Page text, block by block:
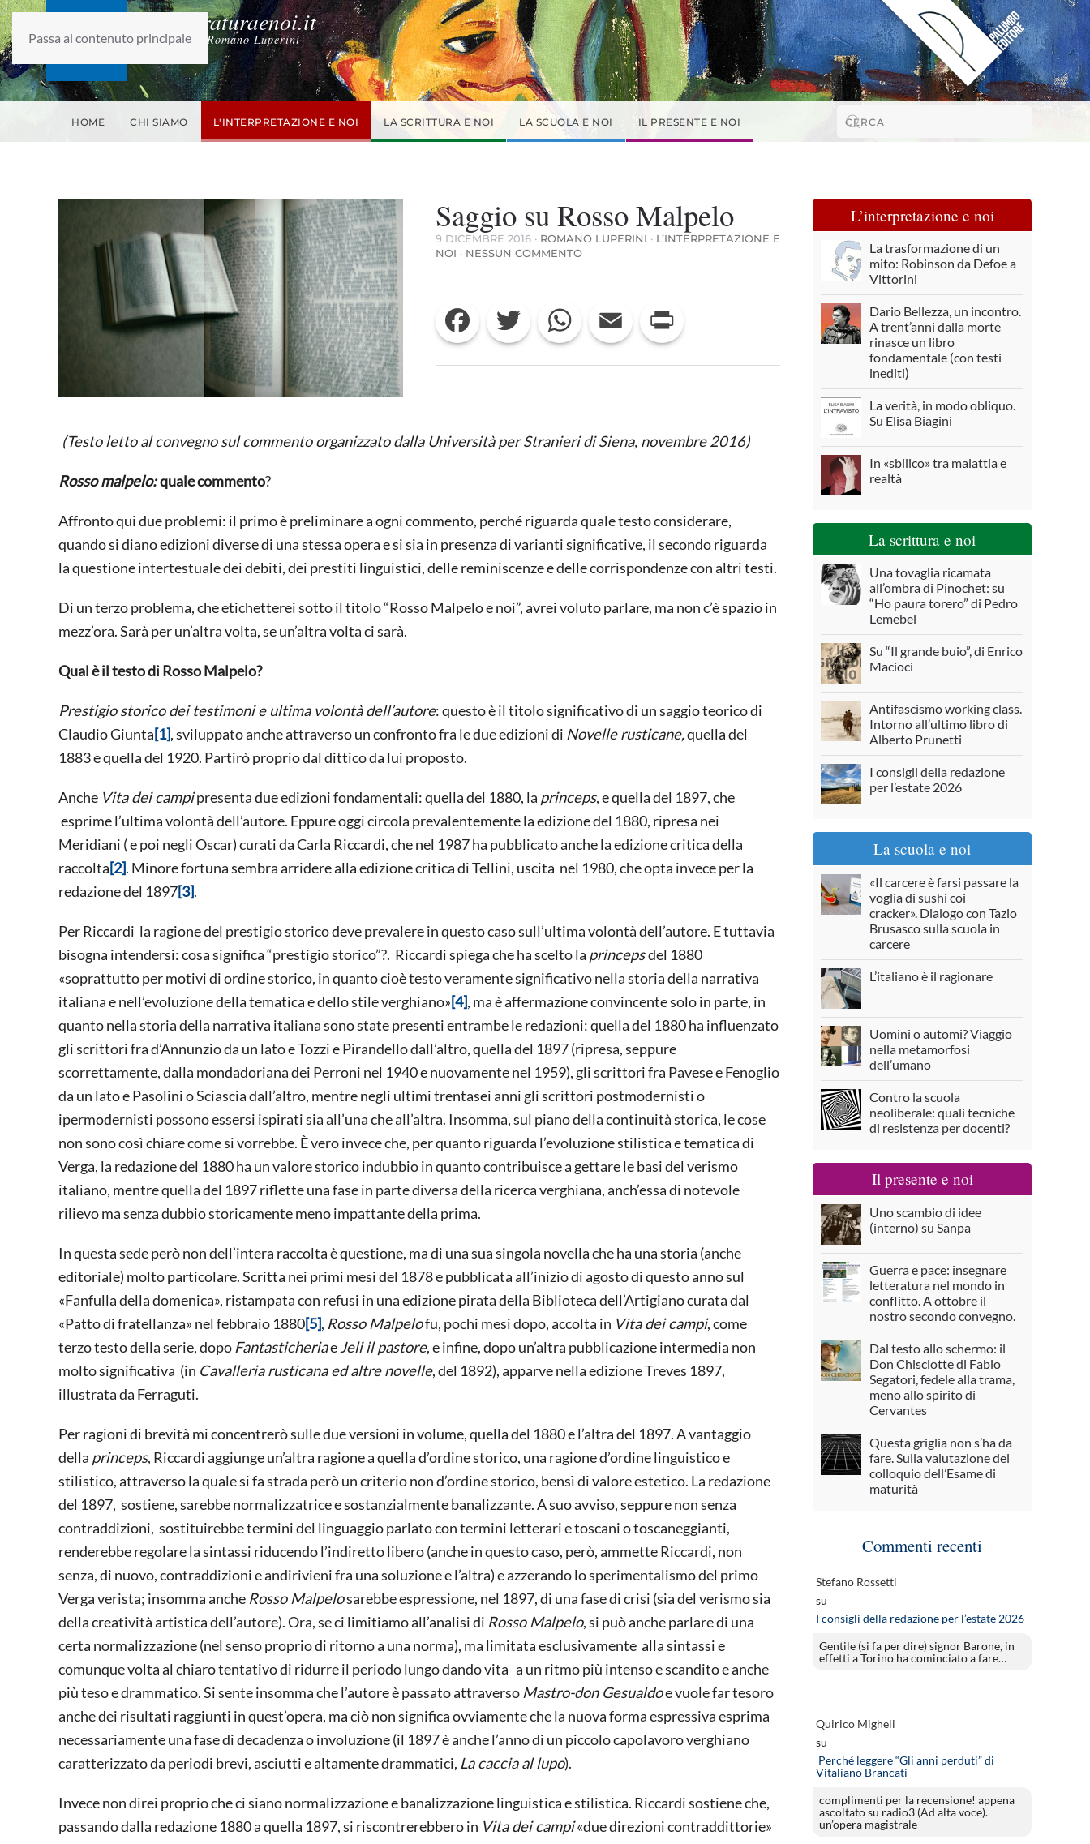
Passa al contenuto principale
laletteraturaenoi.it
fondato da Romano Luperini
HOME CHI SIAMO L'INTERPRETAZIONE E NOI LA SCRITTURA E NOI LA SCUOLA E NOI IL PRESENTE E NOI
Saggio su Rosso Malpelo
9 DICEMBRE 2016 · ROMANO LUPERINI · L’INTERPRETAZIONE E
NOI · NESSUN COMMENTOSU
SU
MALPELO
Facebook Twitter WhatsApp Email
(Testo letto al convegno sul commento organizzato dalla Università per Stranieri di Siena, novembre 2016)
Rosso malpelo:quale commento?
Affronto qui due problemi: il primo è preliminare a ogni commento, perché riguarda quale testo considerare,
quando si diano edizioni diverse di una stessa opera e si sia in presenza di varianti significative, il secondo riguarda
la questione intertestuale dei debiti, dei prestiti linguistici, delle reminiscenze e delle corrispondenze con altri testi.
Di un terzo problema, che etichetterei sotto il titolo “Rosso Malpelo e noi”, avrei voluto parlare, ma non c’è spazio in
mezz’ora. Sarà per un’altra volta, se un’altra volta ci sarà.
Qual è il testo di Rosso Malpelo?
Prestigio storico dei testimoni e ultima volontà dell’autore: questo è il titolo significativo di un saggio teorico di
Claudio Giunta[1], sviluppato anche attraverso un confronto fra le due edizioni di Novelle rusticane,quella del
1883 e quella del 1920. Partirò proprio dal dittico da lui proposto.
Anche Vita dei campipresenta due edizioni fondamentali: quella del 1880, la princeps, e quella del 1897, che
esprime l’ultima volontà dell’autore. Eppure oggi circola prevalentemente la edizione del 1880, ripresa nei
Meridiani ( e poi negli Oscar) curati da Carla Riccardi, che nel 1987 ha pubblicato anche la edizione critica della
raccolta[2]. Minore fortuna sembra arridere alla edizione critica di Tellini, uscita nel 1980, che opta invece per la
redazione del 1897[3].
Per Riccardi la ragione del prestigio storico deve prevalere in questo caso sull’ultima volontà dell’autore. E tuttavia
bisogna intendersi: cosa significa “prestigio storico”?. Riccardi spiega che ha scelto la princepsdel 1880
«soprattutto per motivi di ordine storico, in quanto cioè testo veramente significativo nella storia della narrativa
italiana e nell’evoluzione della tematica e dello stile verghiano»[4], ma è affermazione convincente solo in parte, in
quanto nella storia della narrativa italiana sono state presenti entrambe le redazioni: quella del 1880 ha influenzato
gli scrittori fra d’Annunzio da un lato e Tozzi e Pirandello dall’altro, quella del 1897 (ripresa, seppure
scorrettamente, dalla mondadoriana dei Perroni nel 1940 e nuovamente nel 1959), gli scrittori fra Pavese e Fenoglio
da un lato e Pasolini o Sciascia dall’altro, mentre negli ultimi trentasei anni gli scrittori postmodernisti o
ipermodernisti possono essersi ispirati sia all’una che all’altra. Insomma, sul piano della continuità storica, le cose
non sono così chiare come si vorrebbe. È vero invece che, per quanto riguarda l’evoluzione stilistica e tematica di
Verga, la redazione del 1880 ha un valore storico indubbio in quanto contribuisce a gettare le basi del verismo
italiano, mentre quella del 1897 riflette una fase in parte diversa della ricerca verghiana, anch’essa di notevole
rilievo ma senza dubbio storicamente meno impattante della prima.
In questa sede però non dell’intera raccolta è questione, ma di una sua singola novella che ha una storia (anche
editoriale) molto particolare. Scritta nei primi mesi del 1878 e pubblicata all’inizio di agosto di questo anno sul
«Fanfulla della domenica», ristampata con refusi in una edizione pirata della Biblioteca dell’Artigiano curata dal
«Patto di fratellanza» nel febbraio 1880[5], Rosso Malpelofu, pochi mesi dopo, accolta in Vita dei campi, come
terzo testo della serie, dopo FantasticheriaeJeli il pastore, e infine, dopo un’altra pubblicazione intermedia non
molto significativa (in Cavalleria rusticana ed altre novelle, del 1892), apparve nella edizione Treves 1897,
illustrata da Ferraguti.
Per ragioni di brevità mi concentrerò sulle due versioni in volume, quella del 1880 e l’altra del 1897. A vantaggio
della princeps, Riccardi aggiunge un’altra ragione a quella d’ordine storico, una ragione d’ordine linguistico e
stilistico, attraverso la quale si fa strada però un criterio non d’ordine storico, bensì di valore estetico. La redazione
del 1897, sostiene, sarebbe normalizzatrice e sostanzialmente banalizzante. A suo avviso, seppure non senza
contraddizioni, sostituirebbe termini del linguaggio parlato con termini letterari e toscani o toscaneggianti,
renderebbe regolare la sintassi riducendo l’indiretto libero (anche in questo caso, però, ammette Riccardi, non
senza, di nuovo, contraddizioni e andirivieni fra una soluzione e l’altra) e azzerando lo sperimentalismo del primo
Verga verista; insomma anche Rosso Malpelosarebbe espressione, nel 1897, di una fase di crisi (sia del verismo sia
della creatività artistica dell’autore). Ora, se ci limitiamo all’analisi di Rosso Malpelo, si può anche parlare di una
certa normalizzazione (nel senso proprio di ritorno a una norma), ma limitata esclusivamente alla sintassi e
comunque volta al chiaro tentativo di ridurre il periodo lungo dando vita a un ritmo più intenso e scandito e anche
più teso e drammatico. Si sente insomma che l’autore è passato attraverso Mastro-don Gesualdoe vuole far tesoro
anche dei risultati raggiunti in quest’opera, ma ciò non significa ovviamente che la nuova forma espressiva esprima
necessariamente una fase di decadenza o involuzione (il 1897 è anche l’anno di un piccolo capolavoro verghiano
caratterizzato da periodi brevi, asciutti e altamente drammatici, La caccia al lupo).
Invece non direi proprio che ci siano normalizzazione e banalizzazione linguistica e stilistica. Riccardi sostiene che,
passando dalla redazione 1880 a quella 1897, si riscontrerebbero in Vita dei campi«due direzioni contraddittorie»
L’interpretazione e noi
La trasformazione di un
mito: Robinson da Defoe a
Vittorini
Dario Bellezza, un incontro.
A trent’anni dalla morte
rinasce un libro
fondamentale (con testi
inediti)
La verità, in modo obliquo.
Su Elisa Biagini
In «sbilico» tra malattia e
realtà
La scrittura e noi
Una tovaglia ricamata
all’ombra di Pinochet: su
“Ho paura torero” di Pedro
Lemebel
Su “Il grande buio”, di Enrico
Macioci
Antifascismo working class.
Intorno all’ultimo libro di
Alberto Prunetti
I consigli della redazione
per l’estate 2026
La scuola e noi
«Il carcere è farsi passare la
voglia di sushi coi
cracker». Dialogo con Tazio
Brusasco sulla scuola in
carcere
L’italiano è il ragionare
Uomini o automi? Viaggio
nella metamorfosi
dell’umano
Contro la scuola
neoliberale: quali tecniche
di resistenza per docenti?
Il presente e noi
Uno scambio di idee
(interno) su Sanpa
Guerra e pace: insegnare
letteratura nel mondo in
conflitto. A ottobre il
nostro secondo convegno.
Dal testo allo schermo: il
Don Chisciotte di Fabio
Segatori, fedele alla trama,
meno allo spirito di
Cervantes
Questa griglia non s’ha da
fare. Sulla valutazione del
colloquio dell’Esame di
maturità
Commenti recenti
Stefano Rossetti
su
I consigli della redazione per l’estate 2026
Gentile (si fa per dire) signor Barone, in
effetti a Torino ha cominciato a fare…
Quirico Migheli
su
Perché leggere “Gli anni perduti” di
Vitaliano Brancati
complimenti per la recensione! appena
ascoltato su radio3 (Ad alta voce).
un’opera magistrale